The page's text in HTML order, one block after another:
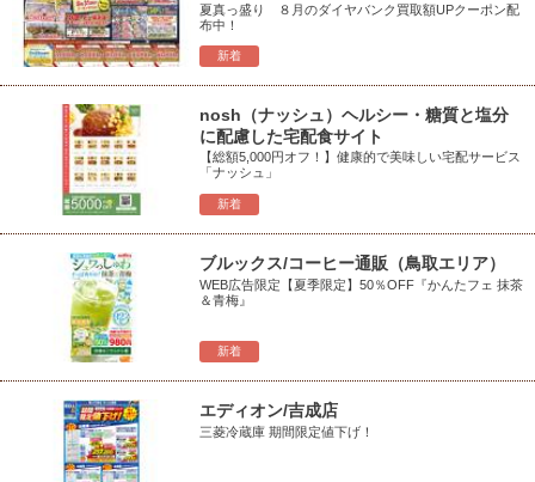
新着
夏真っ盛り ８月のダイヤバンク買取額UPクーポン配
布中！
新着
nosh（ナッシュ）ヘルシー・糖質と塩分
に配慮した宅配食サイト
【総額5,000円オフ！】健康的で美味しい宅配サービス
「ナッシュ」
新着
ブルックス/コーヒー通販（鳥取エリア）
WEB広告限定【夏季限定】50％OFF『かんたフェ 抹茶
＆青梅』
エディオン/吉成店
三菱冷蔵庫 期間限定値下げ！